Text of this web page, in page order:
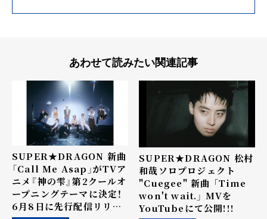
あわせて読みたい関連記事
SUPER★DRAGON 新曲
「Call Me Asap」がTVア
ニメ『神の雫』第2クールオ
ープニングテーマに決定！
6月8日に先行配信リリー
SUPER★DRAGON 松村
和哉ソロプロジェクト
"Cuegee" 新曲 「Time
won't wait.」 MVを
YouTubeにて公開!!!